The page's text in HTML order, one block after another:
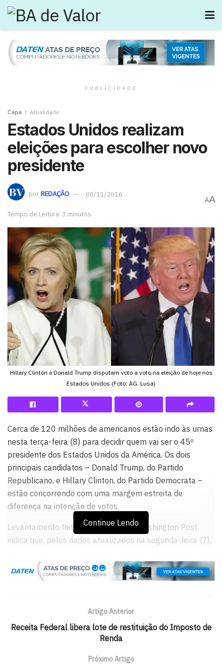
PUBLICIDADE
Capa Atualidade
Estados Unidos realizam
eleições para escolher novo
presidente
porREDAÇÃO 08/11/2016
Tempo de Leitura: 3 minutos
AA
Hillary Clinton e Donald Trump disputam voto a voto na eleição de hoje nos
Estados Unidos (Foto: AG. Lusa)
Cerca de 120 milhões de americanos estão indo às urnas
nesta terça-feira (8) para decidir quem vai ser o 45º
presidente dos Estados Unidos da América. Os dois
principais candidatos – Donald Trump, do Partido
Republicano, e Hillary Clinton, do Partido Democrata –
estão concorrendo com uma margem estreita de
diferença na intenção de votos.
Levantamento feito pelo jornal The Washington Post
indica que, pelos dados atualizados na segunda-feira (7),
número de delegados necessários para assegurar a
presidência.
alcance 275 votos do colégio eleitoral. Mas os
democratas estão reagindo com cautela e evitam
manifestações de otimismo.
O vencedor das eleições para a presidência dos Estados
Continue Lendo
Artigo Anterior
Receita Federal libera lote de restituição do Imposto de
Renda
Próximo Artigo